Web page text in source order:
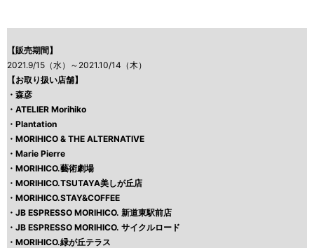
【販売期間】
2021.9/15（水）～2021.10/14（木）
【お取り扱い店舗】
・ 森彦
・ ATELIER Morihiko
・ Plantation
・ MORIHICO & THE ALTERNATIVE
・ Marie Pierre
・ MORIHICO.藝術劇場
・ MORIHICO.TSUTAYA美しが丘店
・ MORIHICO.STAY&COFFEE
・ JB ESPRESSO MORIHICO. 新道東駅前店
・ JB ESPRESSO MORIHICO. サイクルロード
・ MORIHICO.緑が丘テラス